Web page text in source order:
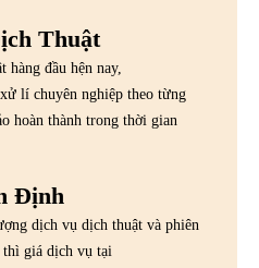
Thuật
hàng đầu hện nay,
lí chuyên nghiệp theo từng
hoàn thành trong thời gian
Định
dịch vụ dịch thuật và phiên
thì giá dịch vụ tại